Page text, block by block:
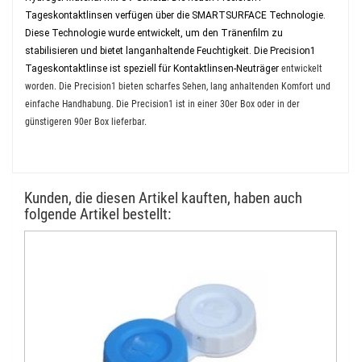
Tageskontaktlinsen verfügen über die SMARTSURFACE Technologie.
Diese Technologie wurde entwickelt, um den Tränenfilm zu
stabilisieren und bietet langanhaltende Feuchtigkeit. Die Precision1
Tageskontaktlinse ist speziell für Kontaktlinsen-Neuträger entwickelt
worden. Die Precision1 bieten scharfes Sehen, lang anhaltenden Komfort und
einfache Handhabung. Die Precision1 ist in einer 30er Box oder in der
günstigeren 90er Box lieferbar.
Kunden, die diesen Artikel kauften, haben auch
folgende Artikel bestellt: